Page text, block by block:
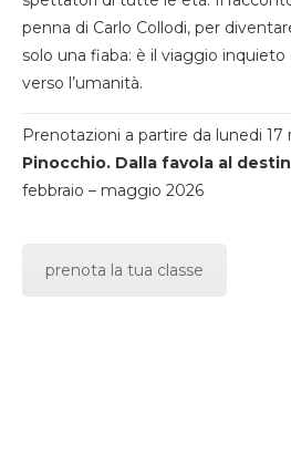
penna di Carlo Collodi, per
solo una fiaba: è il viaggio inquieto
verso l’umanità.
Prenotazioni a partire da lunedi 17
Pinocchio. Dalla favola al
febbraio – maggio 2026
prenota la tua classe